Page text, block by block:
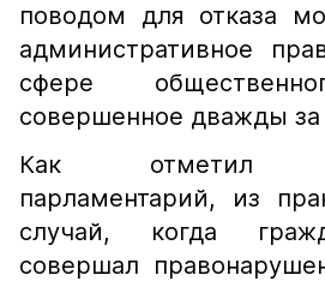
поводом для отказа
административное
сфере
совершенное дважды за
Как отметил
парламентарий, из
случай, когда
совершал